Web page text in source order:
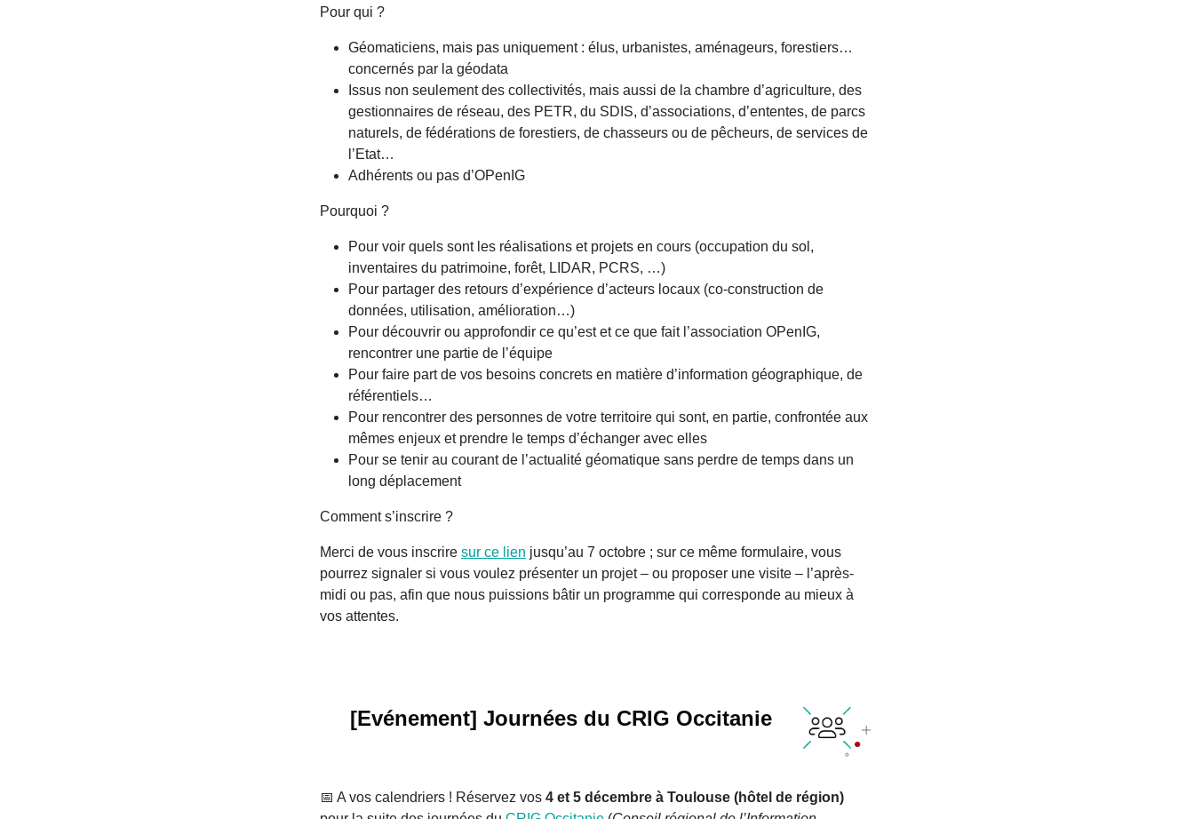
Pour qui ?
Géomaticiens, mais pas uniquement : élus, urbanistes, aménageurs, forestiers…
concernés par la géodata
Issus non seulement des collectivités, mais aussi de la chambre d’agriculture, des
gestionnaires de réseau, des PETR, du SDIS, d’associations, d’ententes, de parcs
naturels, de fédérations de forestiers, de chasseurs ou de pêcheurs, de services de
l’Etat…
Adhérents ou pas d’OPenIG
Pourquoi ?
Pour voir quels sont les réalisations et projets en cours (occupation du sol,
inventaires du patrimoine, forêt, LIDAR, PCRS, …)
Pour partager des retours d’expérience d’acteurs locaux (co-construction de
données, utilisation, amélioration…)
Pour découvrir ou approfondir ce qu’est et ce que fait l’association OPenIG,
rencontrer une partie de l’équipe
Pour faire part de vos besoins concrets en matière d’information géographique, de
référentiels…
Pour rencontrer des personnes de votre territoire qui sont, en partie, confrontée aux
mêmes enjeux et prendre le temps d’échanger avec elles
Pour se tenir au courant de l’actualité géomatique sans perdre de temps dans un
long déplacement
Comment s’inscrire ?
Merci de vous inscrire sur ce lien jusqu’au 7 octobre ; sur ce même formulaire, vous
pourrez signaler si vous voulez présenter un projet – ou proposer une visite – l’après-
midi ou pas, afin que nous puissions bâtir un programme qui corresponde au mieux à
vos attentes.
[Evénement] Journées du CRIG Occitanie
📅 A vos calendriers ! Réservez vos 4 et 5 décembre à Toulouse (hôtel de région)